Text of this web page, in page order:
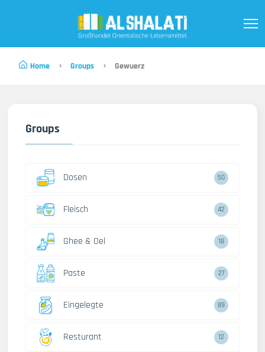
Home Groups Gewuerz
Groups
Dosen 50
Fleisch 42
Ghee & Oel 18
Paste 27
Eingelegte 89
Resturant 12